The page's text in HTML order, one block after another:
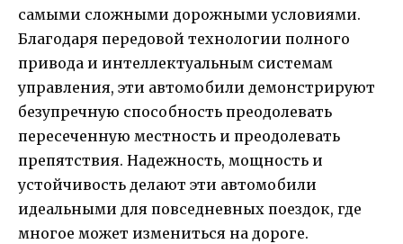
самыми сложными дорожными условиями.
Благодаря передовой технологии полного
привода и интеллектуальным системам
управления, эти автомобили демонстрируют
безупречную способность преодолевать
пересеченную местность и преодолевать
препятствия. Надежность, мощность и
устойчивость делают эти автомобили
идеальными для повседневных поездок, где
многое может измениться на дороге.